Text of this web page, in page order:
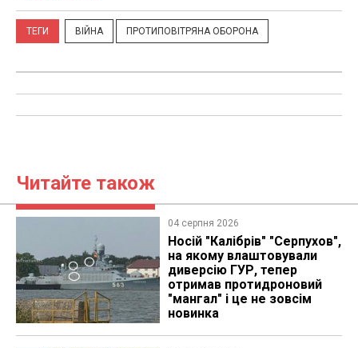
ТЕГИ ВІЙНА ПРОТИПОВІТРЯНА ОБОРОНА
Читайте також
04 серпня 2026
Носій "Калібрів" "Серпухов",
на якому влаштовували
диверсію ГУР, тепер
отримав протидроновий
"мангал" і це не зовсім
новинка